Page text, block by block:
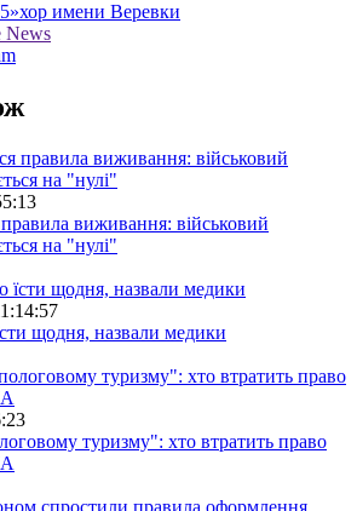
хор имени Веревки
News
виживання: військовий
на "нулі"
щодня, назвали медики
туризму": хто втратить право